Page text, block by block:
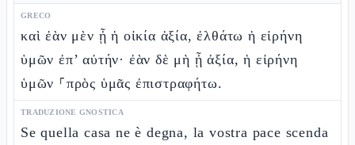
GRECO
καὶ ἐὰν μὲν ᾖ ἡ οἰκία ἀξία, ἐλθάτω ἡ εἰρήνη
ὑμῶν ἐπ’ αὐτήν· ἐὰν δὲ μὴ ᾖ ἀξία, ἡ εἰρήνη
ὑμῶν ⸀πρὸς ὑμᾶς ἐπιστραφήτω.
TRADUZIONE GNOSTICA
Se quella casa ne è degna, la vostra pace scenda